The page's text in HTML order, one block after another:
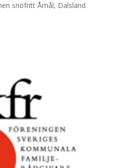
snöfritt Åmål, Dalsland